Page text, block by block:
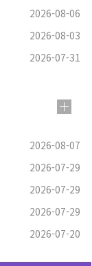
2026-08-06
2026-08-03
2026-07-31
2026-08-07
2026-07-29
2026-07-29
2026-07-29
2026-07-20